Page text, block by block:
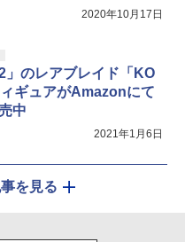
2020年10月17日
」のレアブレイド「KO
ギュアがAmazonにて
中
2021年1月6日
を見る